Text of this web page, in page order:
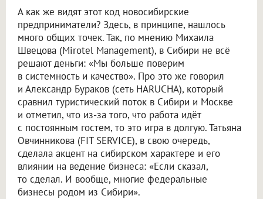
А как же видят этот код новосибирские
предприниматели? Здесь, в принципе, нашлось
много общих точек. Так, по мнению Михаила
Швецова (Mirotel Management), в Сибири не всё
решают деньги: «Мы больше поверим
в системность и качество». Про это же говорил
и Александр Бураков (сеть HARUCHA), который
сравнил туристический поток в Сибири и Москве
и отметил, что из-за того, что работа идёт
с постоянным гостем, то это игра в долгую. Татьяна
Овчинникова (FIT SERVICE), в свою очередь,
сделала акцент на сибирском характере и его
влиянии на ведение бизнеса: «Если сказал,
то сделал. И вообще, многие федеральные
бизнесы родом из Сибири».